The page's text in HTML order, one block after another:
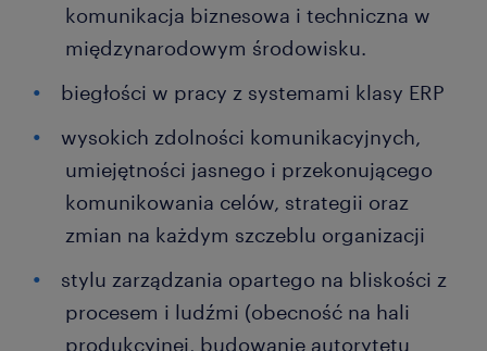
komunikacja biznesowa i techniczna w
międzynarodowym środowisku.
biegłości w pracy z systemami klasy ERP
wysokich zdolności komunikacyjnych,
umiejętności jasnego i przekonującego
komunikowania celów, strategii oraz
zmian na każdym szczeblu organizacji
stylu zarządzania opartego na bliskości z
procesem i ludźmi (obecność na hali
produkcyjnej, budowanie autorytetu